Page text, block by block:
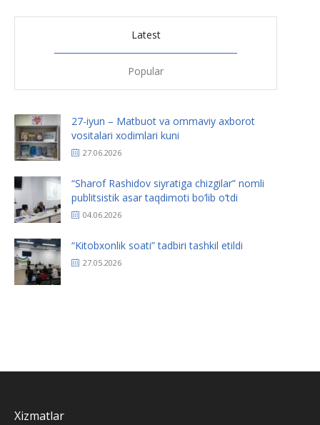
Latest
Popular
27-iyun – Matbuot va ommaviy axborot
vositalari xodimlari kuni
27.06.2026
“Sharof Rashidov siyratiga chizgilar” nomli
publitsistik asar taqdimoti bo‘lib o‘tdi
04.06.2026
“Kitobxonlik soati” tadbiri tashkil etildi
27.05.2026
Xizmatlar